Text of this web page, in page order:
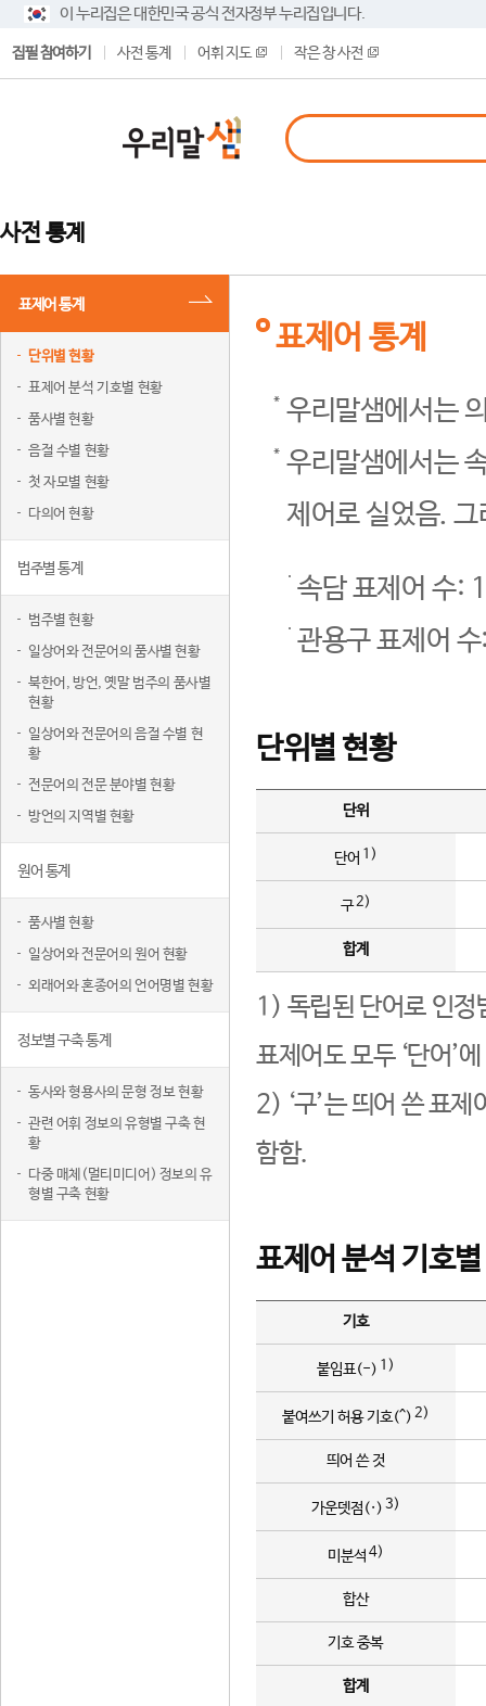
이 누리집은 대한민국 공식 전자정부 누리집입니다.
집필 참여하기 사전 통계 어휘 지도 작은 창 사전
사전 통계
표제어 통계
단위별 현황
표제어 분석 기호별 현황
품사별 현황
음절 수별 현황
첫 자모별 현황
다의어 현황
범주별 통계
범주별 현황
일상어와 전문어의 품사별 현황
북한어, 방언, 옛말 범주의 품사별
현황
일상어와 전문어의 음절 수별 현
황
전문어의 전문 분야별 현황
방언의 지역별 현황
원어 통계
품사별 현황
일상어와 전문어의 원어 현황
외래어와 혼종어의 언어명별 현황
정보별 구축 통계
동사와 형용사의 문형 정보 현황
관련 어휘 정보의 유형별 구축 현
황
다중 매체(멀티미디어) 정보의 유
형별 구축 현황
표제어 통계
우리말샘에서는
우리말샘에서는
제어로 실었음.
속담 표제어 수:
관용구 표제어
단위별 현황
단위
단어 1)
구2)
합계
1) 독립된 단어로 인정
표제어도 모두 ‘단어’
2) ‘구’는 띄어 쓴 표
함함.
표제어 분석 기호
기호
붙임표(-) 1)
붙여쓰기 허용 기호(^) 2)
띄어 쓴 것
가운뎃점(·) 3)
미분석 4)
합산
기호 중복
합계